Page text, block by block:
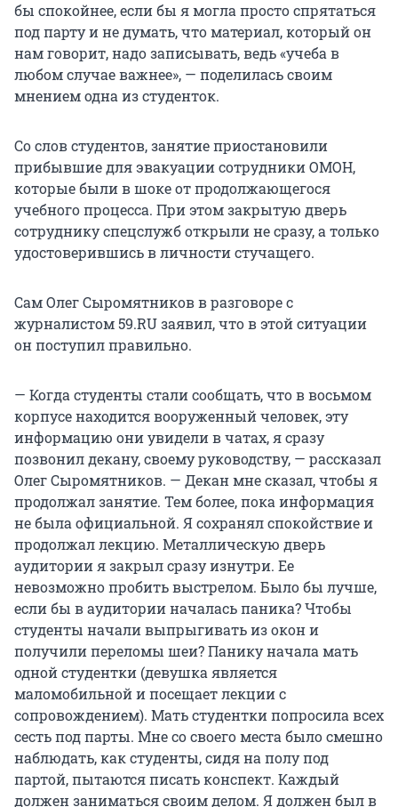
бы спокойнее, если бы я могла просто спрятаться
под парту и не думать, что материал, который он
нам говорит, надо записывать, ведь «учеба в
любом случае важнее», — поделилась своим
мнением одна из студенток.
Со слов студентов, занятие приостановили
прибывшие для эвакуации сотрудники ОМОН,
которые были в шоке от продолжающегося
учебного процесса. При этом закрытую дверь
сотруднику спецслужб открыли не сразу, а только
удостоверившись в личности стучащего.
Сам Олег Сыромятников в разговоре с
журналистом 59.RU заявил, что в этой ситуации
он поступил правильно.
— Когда студенты стали сообщать, что в восьмом
корпусе находится вооруженный человек, эту
информацию они увидели в чатах, я сразу
позвонил декану, своему руководству, — рассказал
Олег Сыромятников. — Декан мне сказал, чтобы я
продолжал занятие. Тем более, пока информация
не была официальной. Я сохранял спокойствие и
продолжал лекцию. Металлическую дверь
аудитории я закрыл сразу изнутри. Ее
невозможно пробить выстрелом. Было бы лучше,
если бы в аудитории началась паника? Чтобы
студенты начали выпрыгивать из окон и
получили переломы шеи? Панику начала мать
одной студентки (девушка является
маломобильной и посещает лекции с
сопровождением). Мать студентки попросила всех
сесть под парты. Мне со своего места было смешно
наблюдать, как студенты, сидя на полу под
партой, пытаются писать конспект. Каждый
должен заниматься своим делом. Я должен был в